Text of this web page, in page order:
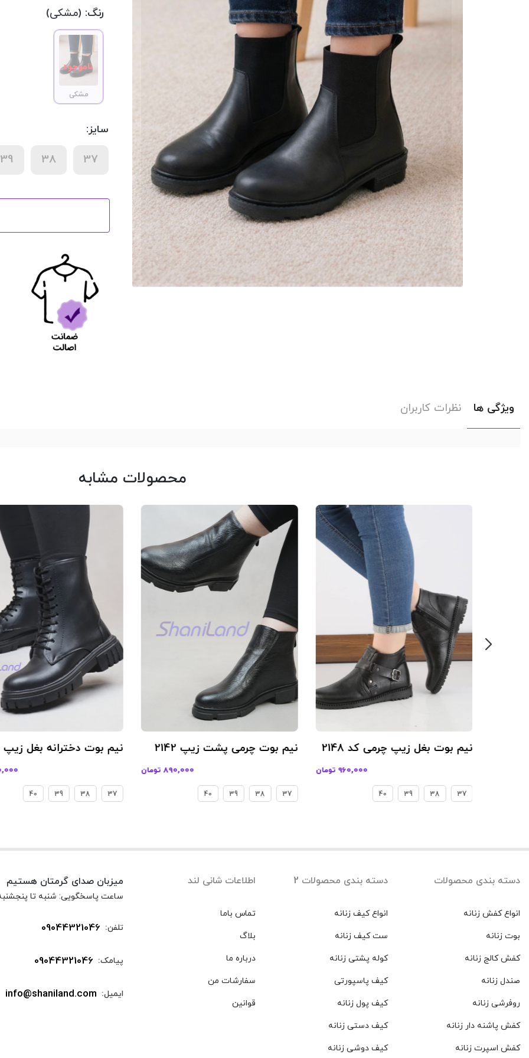
رنگ: (مشکی)
مشکی
سایز:
37
38
39
ویژگی ها نظرات کاربران
محصولات مشابه
نیم بوت بغل زیپ چرمی کد 2148
960,000 تومان
37
38
39
40
نیم بوت چرمی پشت زیپ 2142
890,000 تومان
37
38
39
40
990,000
37
38
39
40
دسته بندی محصولات
انواع کفش زنانه
بوت زنانه
کفش کالج زنانه
صندل زنانه
روفرشی زنانه
کفش پاشنه دار زنانه
کفش اسپرت زنانه
دسته بندی محصولات 2
انواع کیف زنانه
ست کیف زنانه
کوله پشتی زنانه
کیف پاسپورتی
کیف پول زنانه
کیف دستی زنانه
کیف دوشی زنانه
اطلاعات شانی لند
تماس باما
بلاگ
درباره ما
سفارشات من
قوانین
میزبان صدای گرمتان هستیم
ساعت پاسخگویی: شنبه تا پنجشنبه
تلفن: 09044321046
پیامک: 09044321046
ایمیل: info@shaniland.com